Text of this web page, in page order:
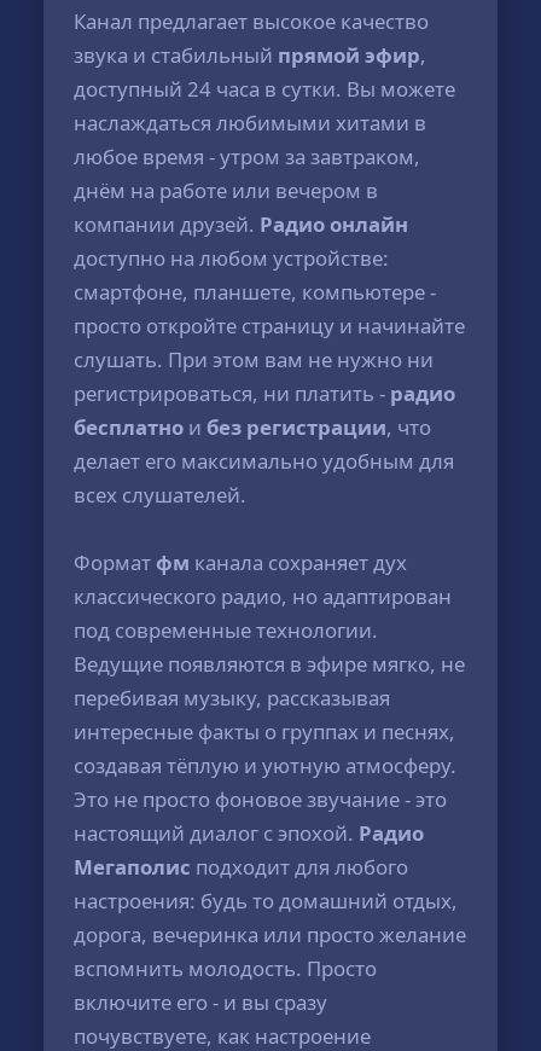
Канал предлагает высокое качество
звука и стабильный прямой эфир,
доступный 24 часа в сутки. Вы можете
наслаждаться любимыми хитами в
любое время - утром за завтраком,
днём на работе или вечером в
компании друзей. Радио онлайн
доступно на любом устройстве:
смартфоне, планшете, компьютере -
просто откройте страницу и начинайте
слушать. При этом вам не нужно ни
регистрироваться, ни платить - радио
бесплатно ибез регистрации, что
делает его максимально удобным для
всех слушателей.
Формат фм канала сохраняет дух
классического радио, но адаптирован
под современные технологии.
Ведущие появляются в эфире мягко, не
перебивая музыку, рассказывая
интересные факты о группах и песнях,
создавая тёплую и уютную атмосферу.
Это не просто фоновое звучание - это
настоящий диалог с эпохой. Радио
Мегаполис подходит для любого
настроения: будь то домашний отдых,
дорога, вечеринка или просто желание
вспомнить молодость. Просто
включите его - и вы сразу
почувствуете, как настроение